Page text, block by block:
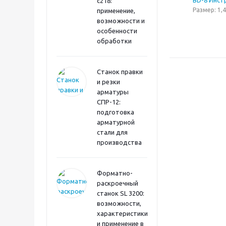
применение,
возможности и
особенности
обработки
Станок правки
и резки
арматуры
СПР-12:
подготовка
арматурной
стали для
производства
Форматно-
раскроечный
станок SL 3200:
возможности,
характеристики
и применение в
Размер: